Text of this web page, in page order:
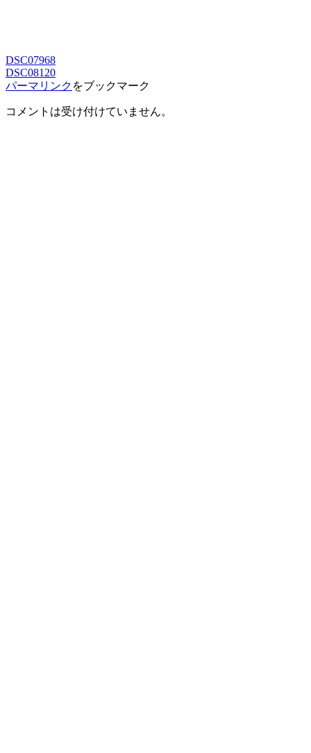
DSC07968
DSC08120
パーマリンク をブックマーク
コメントは受け付けていません。